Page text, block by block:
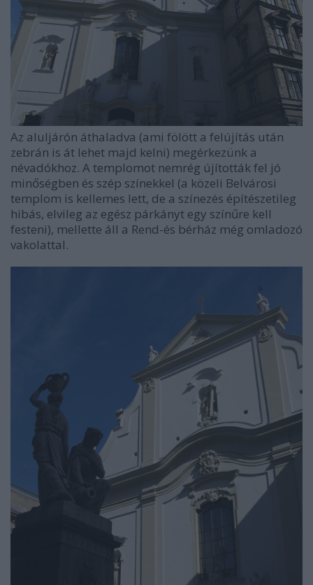
Az aluljárón áthaladva (ami fölött a felújítás után
zebrán is át lehet majd kelni) megérkezünk a
névadókhoz. A templomot nemrég újították fel jó
minőségben és szép színekkel (a közeli Belvárosi
templom is kellemes lett, de a színezés építészetileg
hibás, elvileg az egész párkányt egy színűre kell
festeni), mellette áll a Rend-és bérház még omladozó
vakolattal.